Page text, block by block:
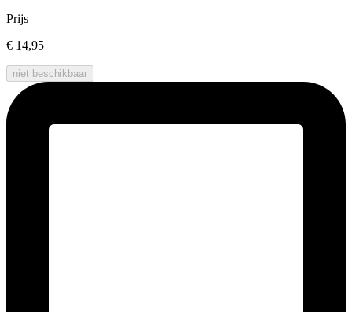
Prijs
€ 14,95
niet beschikbaar